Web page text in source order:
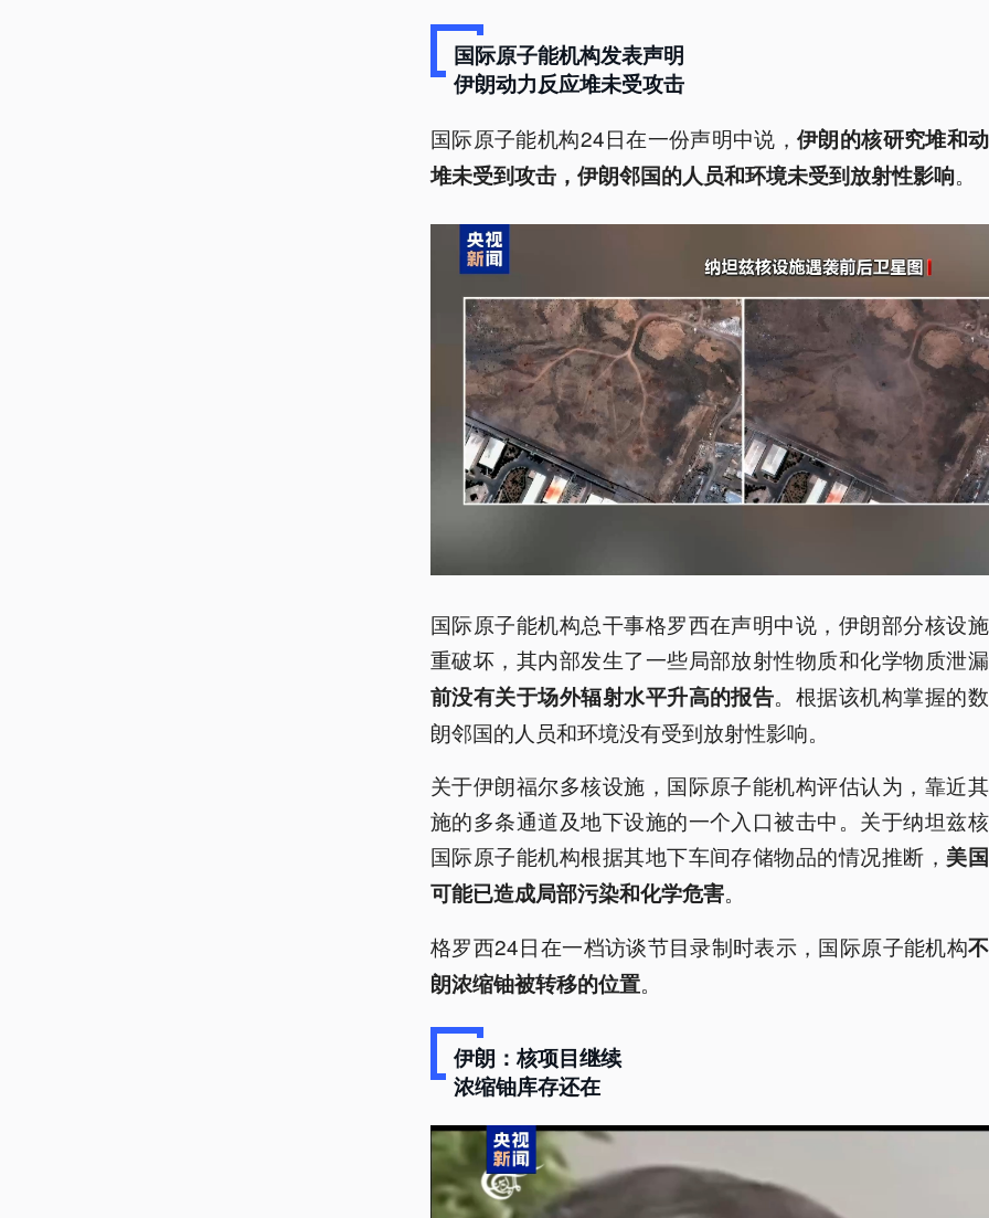
国际原子能机构发表声明
伊朗动力反应堆未受攻击
国际原子能机构24日在一份声明中说，伊朗的核研究堆和
堆未受到攻击，伊朗邻国的人员和环境未受到放射性影响。
国际原子能机构总干事格罗西在声明中说，伊朗部分核设
重破坏，其内部发生了一些局部放射性物质和化学物质泄
前没有关于场外辐射水平升高的报告。根据该机构掌握的
朗邻国的人员和环境没有受到放射性影响。
关于伊朗福尔多核设施，国际原子能机构评估认为，靠近
施的多条通道及地下设施的一个入口被击中。关于纳坦兹
国际原子能机构根据其地下车间存储物品的情况推断， 美
可能已造成局部污染和化学危害。
格罗西24日在一档访谈节目录制时表示，国际原子能机构
朗浓缩铀被转移的位置。
伊朗：核项目继续
浓缩铀库存还在